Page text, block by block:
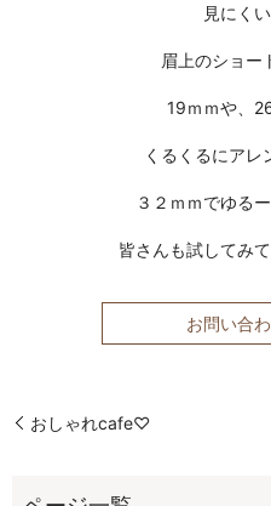
見にく
眉上のショー
19ｍｍや、
くるくるにアレ
３２ｍｍでゆる
皆さんも試してみ
お問い合
おしゃれcafe♡